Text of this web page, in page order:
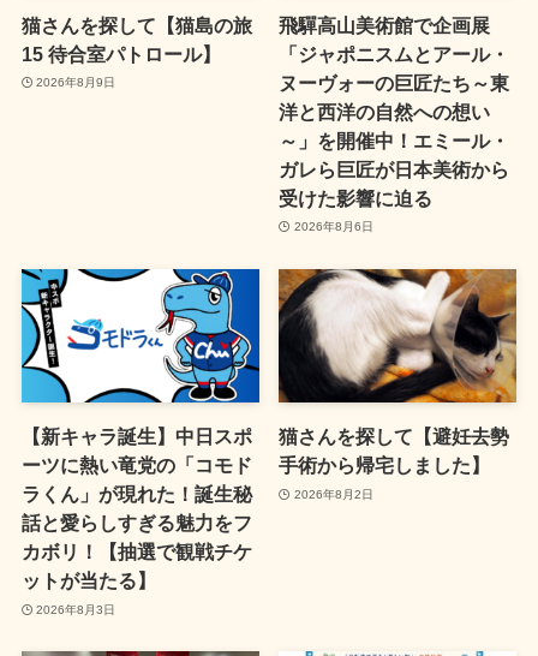
猫さんを探して【猫島の旅
15 待合室パトロール】
2026年8月9日
飛驒高山美術館で企画展
「ジャポニスムとアール・
ヌーヴォーの巨匠たち～東
洋と西洋の自然への想い
～」を開催中！エミール・
ガレら巨匠が日本美術から
受けた影響に迫る
2026年8月6日
【新キャラ誕生】中日スポ
ーツに熱い竜党の「コモド
ラくん」が現れた！誕生秘
話と愛らしすぎる魅力をフ
カボリ！【抽選で観戦チケ
ットが当たる】
2026年8月3日
猫さんを探して【避妊去勢
手術から帰宅しました】
2026年8月2日